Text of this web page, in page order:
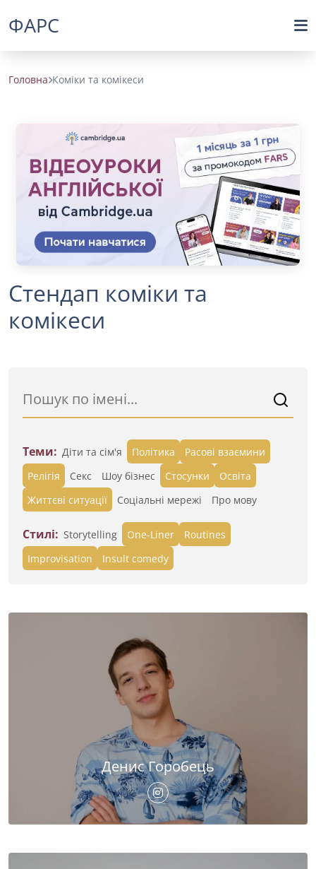
ФАРС
Головна Коміки та комікеси
Стендап коміки та
комікеси
Теми: Діти та сім'я Політика
Расові взаємини
Релігія
Секс Шоу бізнес Стосунки
Освіта
Життєві ситуації
Cоціальні мережі Про мову
Стилі: Storytelling One-Liner
Routines
Improvisation
Insult comedy
Денис Горобець